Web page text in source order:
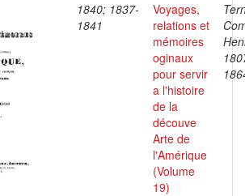
1840; 1837-
1841
Voyages,
relations et
mémoires
oginaux
pour servir
a l'histoire
de la
découve
Arte de
l'Amérique
(Volume
19)